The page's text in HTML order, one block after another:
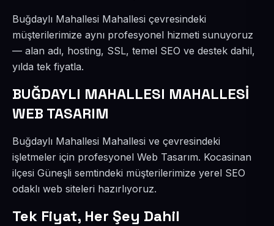
Buğdaylı Mahallesi Mahallesi çevresindeki
müşterilerimize aynı profesyonel hizmeti sunuyoruz
— alan adı, hosting, SSL, temel SEO ve destek dahil,
yılda tek fiyatla.
BUĞDAYLI MAHALLESI MAHALLESİ
WEB TASARIM
Buğdaylı Mahallesi Mahallesi ve çevresindeki
işletmeler için profesyonel Web Tasarım. Kocasinan
ilçesi Güneşli semtindeki müşterilerimize yerel SEO
odaklı web siteleri hazırlıyoruz.
Tek Fiyat, Her Şey Dahil